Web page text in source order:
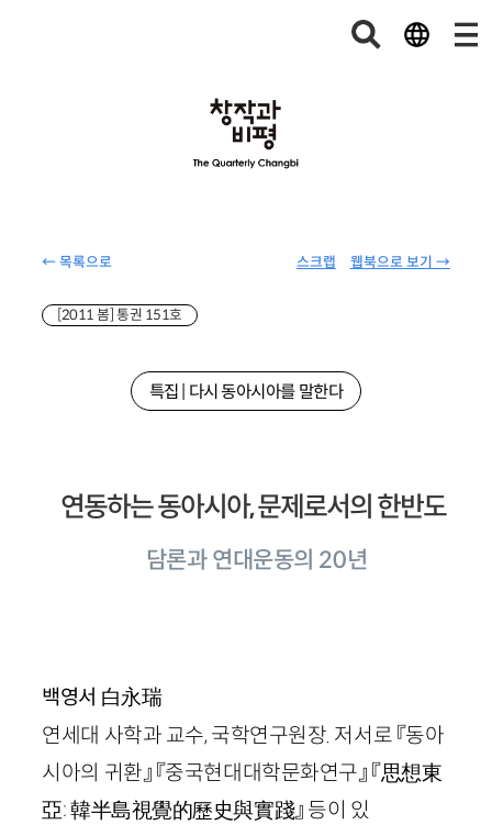
← 목록으로 웹북으로 보기 →
스크랩
[2011 봄] 통권 151호
특집 | 다시 동아시아를 말한다
연동하는 동아시아, 문제로서의 한반도
담론과 연대운동의 20년
백영서 白永瑞
연세대 사학과 교수, 국학연구원장. 저서로 『동아
시아의 귀환』 『중국현대대학문화연구』 『思想東
亞: 韓半島視覺的歷史與實踐』 등이 있